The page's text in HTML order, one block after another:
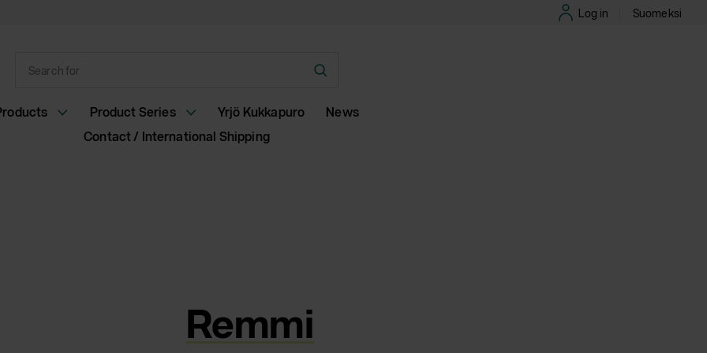
Log in Suomeksi
term
Submit
Product Series Yrjö Kukkapuro
News
Contact / International Shipping
Remmi